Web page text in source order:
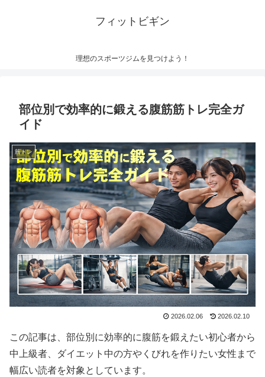
フィットビギン
理想のスポーツジムを見つけよう！
部位別で効率的に鍛える腹筋筋トレ完全ガ
イド
筋トレ
2026.02.06 2026.02.10
この記事は、部位別に効率的に腹筋を鍛えたい初心者から
中上級者、ダイエット中の方やくびれを作りたい女性まで
幅広い読者を対象としています。